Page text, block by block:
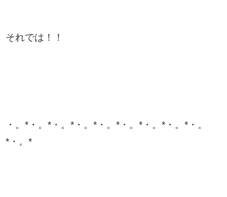
それでは！！
・。*・。*・。*・。*・。*・。*・。*・。*・。
*・。*